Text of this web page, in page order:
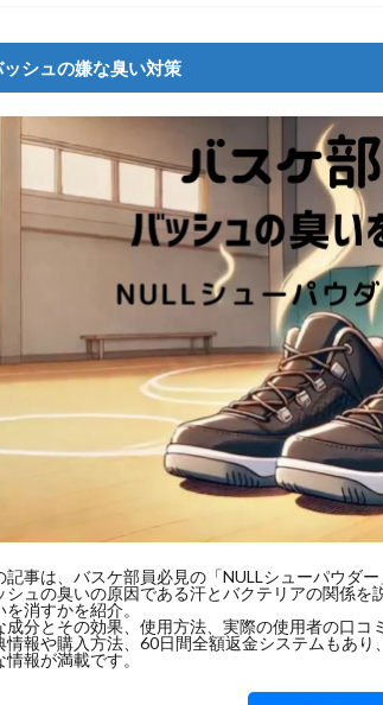
ッシュの嫌な臭い対策
記事は、バスケ部員必見の「NULLシューパウダ
シュの臭いの原因である汗とバクテリアの関係を
を消すかを紹介。
成分とその効果、使用方法、実際の使用者の口コ
情報や購入方法、60日間全額返金システムもあ
情報が満載です。